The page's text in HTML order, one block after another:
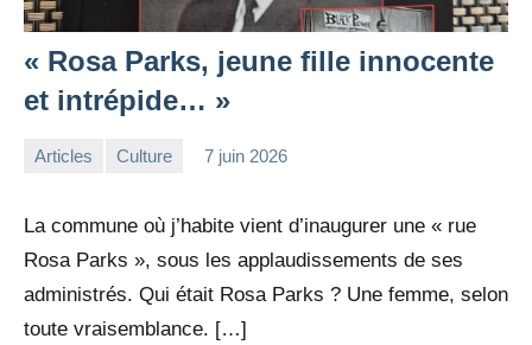
« Rosa Parks, jeune fille innocente
et intrépide… »
Articles Culture 7 juin 2026
La commune où j’habite vient d’inaugurer une « rue
Rosa Parks », sous les applaudissements de ses
administrés. Qui était Rosa Parks ? Une femme, selon
toute vraisemblance. […]